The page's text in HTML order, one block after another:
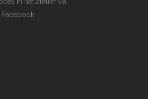
Facebook.